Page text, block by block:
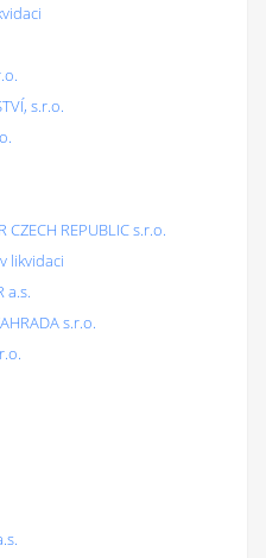
s.r.o.
CZECH REPUBLIC s.r.o.
likvidaci
a.s.
s.r.o.